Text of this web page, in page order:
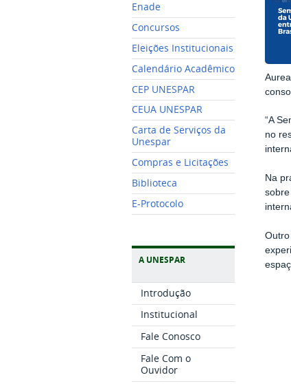
Enade
Concursos
Eleições Institucionais
Calendário Acadêmico
CEP UNESPAR
CEUA UNESPAR
Carta de Serviços da
Unespar
Compras e Licitações
Biblioteca
E-Protocolo
A UNESPAR
Introdução
Institucional
Fale Conosco
Fale Com o
Ouvidor
“A
no
Na